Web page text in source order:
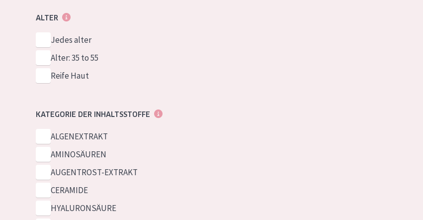
ALTER
Jedes alter
Alter: 35 to 55
Reife Haut
KATEGORIE DER INHALTSSTOFFE
ALGENEXTRAKT
AMINOSÄUREN
AUGENTROST-EXTRAKT
CERAMIDE
HYALURONSÄURE